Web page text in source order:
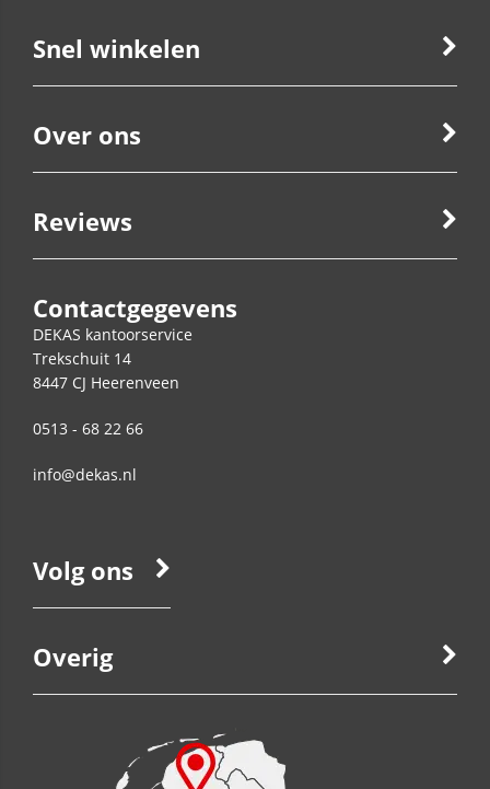
Snel winkelen
Over ons
Reviews
Contactgegevens
DEKAS kantoorservice
Trekschuit 14
8447 CJ Heerenveen
0513 - 68 22 66
info@dekas.nl
Volg ons
Overig